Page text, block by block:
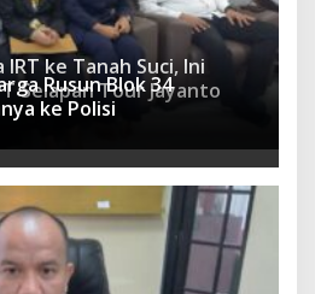
ke Tanah Suci, Ini
Selapan Tour Jayanto
Rusun Blok 34
ke Polisi